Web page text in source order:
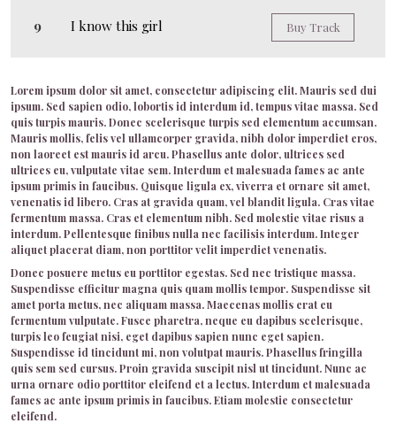
Buy Track
I know this girl
Lorem ipsum dolor sit amet, consectetur adipiscing elit. Mauris sed dui
ipsum. Sed sapien odio, lobortis id interdum id, tempus vitae massa. Sed
quis turpis mauris. Donec scelerisque turpis sed elementum accumsan.
Mauris mollis, felis vel ullamcorper gravida, nibh dolor imperdiet eros,
non laoreet est mauris id arcu. Phasellus ante dolor, ultrices sed
ultrices eu, vulputate vitae sem. Interdum et malesuada fames ac ante
ipsum primis in faucibus. Quisque ligula ex, viverra et ornare sit amet,
venenatis id libero. Cras at gravida quam, vel blandit ligula. Cras vitae
fermentum massa. Cras et elementum nibh. Sed molestie vitae risus a
interdum. Pellentesque finibus nulla nec facilisis interdum. Integer
aliquet placerat diam, non porttitor velit imperdiet venenatis.
Donec posuere metus eu porttitor egestas. Sed nec tristique massa.
Suspendisse efficitur magna quis quam mollis tempor. Suspendisse sit
amet porta metus, nec aliquam massa. Maecenas mollis erat eu
fermentum vulputate. Fusce pharetra, neque eu dapibus scelerisque,
turpis leo feugiat nisi, eget dapibus sapien nunc eget sapien.
Suspendisse id tincidunt mi, non volutpat mauris. Phasellus fringilla
quis sem sed cursus. Proin gravida suscipit nisl ut tincidunt. Nunc ac
urna ornare odio porttitor eleifend et a lectus. Interdum et malesuada
fames ac ante ipsum primis in faucibus. Etiam molestie consectetur
eleifend.